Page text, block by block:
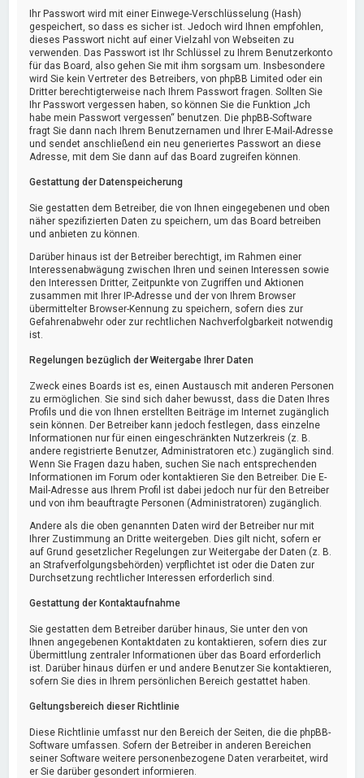
Ihr Passwort wird mit einer Einwege-Verschlüsselung (Hash)
gespeichert, so dass es sicher ist. Jedoch wird Ihnen empfohlen,
dieses Passwort nicht auf einer Vielzahl von Webseiten zu
verwenden. Das Passwort ist Ihr Schlüssel zu Ihrem Benutzerkonto
für das Board, also gehen Sie mit ihm sorgsam um. Insbesondere
wird Sie kein Vertreter des Betreibers, von phpBB Limited oder ein
Dritter berechtigterweise nach Ihrem Passwort fragen. Sollten Sie
Ihr Passwort vergessen haben, so können Sie die Funktion „Ich
habe mein Passwort vergessen“ benutzen. Die phpBB-Software
fragt Sie dann nach Ihrem Benutzernamen und Ihrer E-Mail-Adresse
und sendet anschließend ein neu generiertes Passwort an diese
Adresse, mit dem Sie dann auf das Board zugreifen können.
Gestattung der Datenspeicherung
Sie gestatten dem Betreiber, die von Ihnen eingegebenen und oben
näher spezifizierten Daten zu speichern, um das Board betreiben
und anbieten zu können.
Darüber hinaus ist der Betreiber berechtigt, im Rahmen einer
Interessenabwägung zwischen Ihren und seinen Interessen sowie
den Interessen Dritter, Zeitpunkte von Zugriffen und Aktionen
zusammen mit Ihrer IP-Adresse und der von Ihrem Browser
übermittelter Browser-Kennung zu speichern, sofern dies zur
Gefahrenabwehr oder zur rechtlichen Nachverfolgbarkeit notwendig
ist.
Regelungen bezüglich der Weitergabe Ihrer Daten
Zweck eines Boards ist es, einen Austausch mit anderen Personen
zu ermöglichen. Sie sind sich daher bewusst, dass die Daten Ihres
Profils und die von Ihnen erstellten Beiträge im Internet zugänglich
sein können. Der Betreiber kann jedoch festlegen, dass einzelne
Informationen nur für einen eingeschränkten Nutzerkreis (z. B.
andere registrierte Benutzer, Administratoren etc.) zugänglich sind.
Wenn Sie Fragen dazu haben, suchen Sie nach entsprechenden
Informationen im Forum oder kontaktieren Sie den Betreiber. Die E-
Mail-Adresse aus Ihrem Profil ist dabei jedoch nur für den Betreiber
und von ihm beauftragte Personen (Administratoren) zugänglich.
Andere als die oben genannten Daten wird der Betreiber nur mit
Ihrer Zustimmung an Dritte weitergeben. Dies gilt nicht, sofern er
auf Grund gesetzlicher Regelungen zur Weitergabe der Daten (z. B.
an Strafverfolgungsbehörden) verpflichtet ist oder die Daten zur
Durchsetzung rechtlicher Interessen erforderlich sind.
Gestattung der Kontaktaufnahme
Sie gestatten dem Betreiber darüber hinaus, Sie unter den von
Ihnen angegebenen Kontaktdaten zu kontaktieren, sofern dies zur
Übermittlung zentraler Informationen über das Board erforderlich
ist. Darüber hinaus dürfen er und andere Benutzer Sie kontaktieren,
sofern Sie dies in Ihrem persönlichen Bereich gestattet haben.
Geltungsbereich dieser Richtlinie
Diese Richtlinie umfasst nur den Bereich der Seiten, die die phpBB-
Software umfassen. Sofern der Betreiber in anderen Bereichen
seiner Software weitere personenbezogene Daten verarbeitet, wird
er Sie darüber gesondert informieren.